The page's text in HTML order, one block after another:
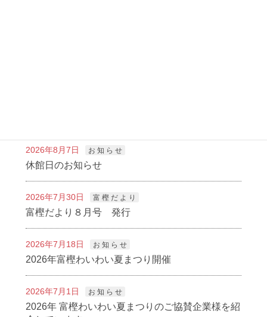
2026年8月7日 お 知 ら せ
休館日のお知らせ
2026年7月30日 富 樫 だ よ り
富樫だより８月号 発行
2026年7月18日 お 知 ら せ
2026年富樫わいわい夏まつり開催
2026年7月1日 お 知 ら せ
2026年 富樫わいわい夏まつりのご協賛企業様を紹